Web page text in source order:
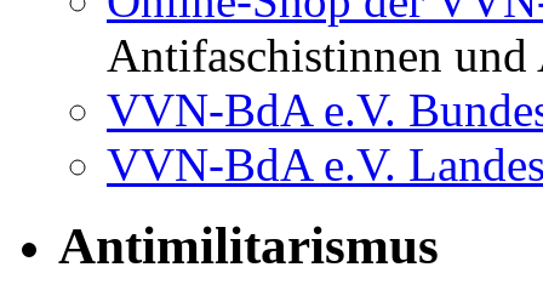
Online-Shop der
Antifaschistinnen und
VVN-BdA e.V.